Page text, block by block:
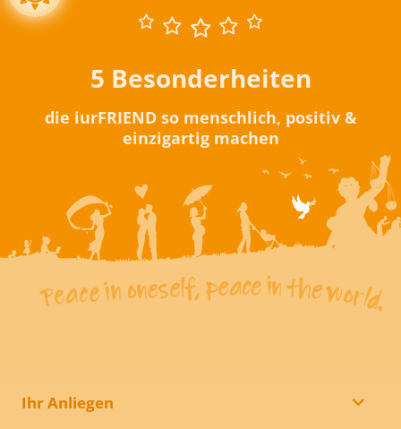
5 Besonderheiten
die iurFRIEND so menschlich, positiv &
einzigartig machen
Ihr Anliegen